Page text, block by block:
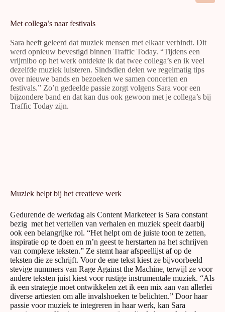
Met collega’s naar festivals
Sara heeft geleerd dat muziek mensen met elkaar verbindt. Dit
werd opnieuw bevestigd binnen Traffic Today. “Tijdens een
vrijmibo op het werk ontdekte ik dat twee collega’s en ik veel
dezelfde muziek luisteren. Sindsdien delen we regelmatig tips
over nieuwe bands en bezoeken we samen concerten en
festivals.” Zo’n gedeelde passie zorgt volgens Sara voor een
bijzondere band en dat kan dus ook gewoon met je collega’s bij
Traffic Today zijn.
Muziek helpt bij het creatieve werk
Gedurende de werkdag als Content Marketeer is Sara constant
bezig met het vertellen van verhalen en muziek speelt daarbij
ook een belangrijke rol. “Het helpt om de juiste toon te zetten,
inspiratie op te doen en m’n geest te herstarten na het schrijven
van complexe teksten.” Ze stemt haar afspeellijst af op de
teksten die ze schrijft. Voor de ene tekst kiest ze bijvoorbeeld
stevige nummers van Rage Against the Machine, terwijl ze voor
andere teksten juist kiest voor rustige instrumentale muziek. “Als
ik een strategie moet ontwikkelen zet ik een mix aan van allerlei
diverse artiesten om alle invalshoeken te belichten.” Door haar
passie voor muziek te integreren in haar werk, kan Sara